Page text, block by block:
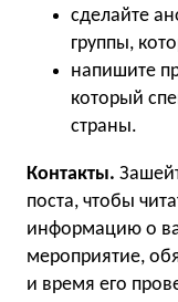
сделайте
группы,
напишите
который
страны.
Контакты.
поста, чтобы
информацию о
мероприятие,
и время его